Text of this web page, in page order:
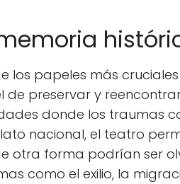
los papeles más
de preservar y
donde los traumas
nacional, el teatro
otra forma podrían ser
como el exilio, la